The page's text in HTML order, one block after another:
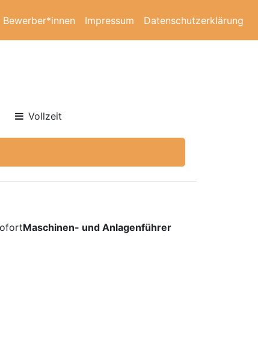
Bewerber*innen Impressum Datenschutzerklärung
Vollzeit
Maschinen- und Anlagenführer